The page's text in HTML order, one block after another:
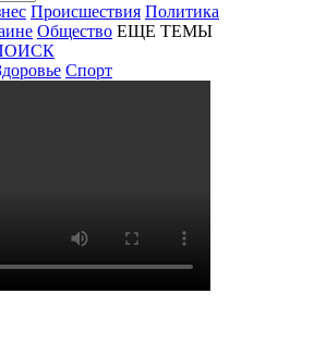
Происшествия Политика
Общество ЕЩЕ ТЕМЫ
Спорт